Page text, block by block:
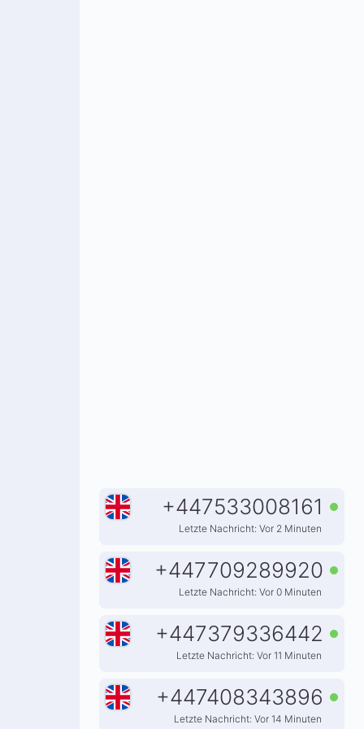
+447533008161
Letzte Nachricht: Vor 2 Minuten
+447709289920
Letzte Nachricht: Vor 0 Minuten
+447379336442
Letzte Nachricht: Vor 11 Minuten
+447408343896
Letzte Nachricht: Vor 14 Minuten